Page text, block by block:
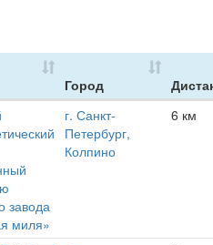
Город
завода
миля»
г. Санкт-
Петербург,
Колпино
6 км